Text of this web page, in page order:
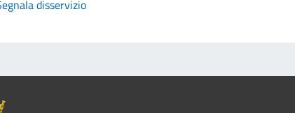
disservizio